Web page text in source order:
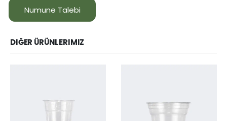
Numune Talebi
DIĞER ÜRÜNLERIMIZ